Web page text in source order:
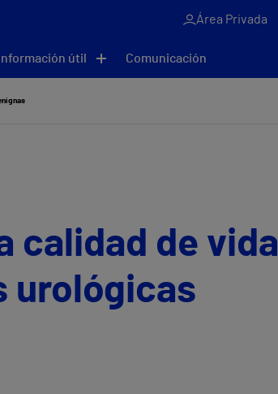
Área Privada
útil Comunicación
calidad de vida
urológicas